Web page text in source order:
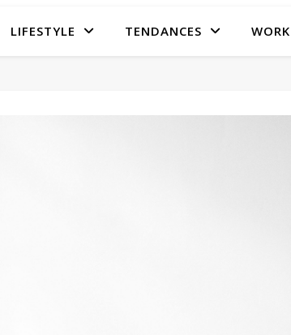
LIFESTYLE TENDANCES WORK